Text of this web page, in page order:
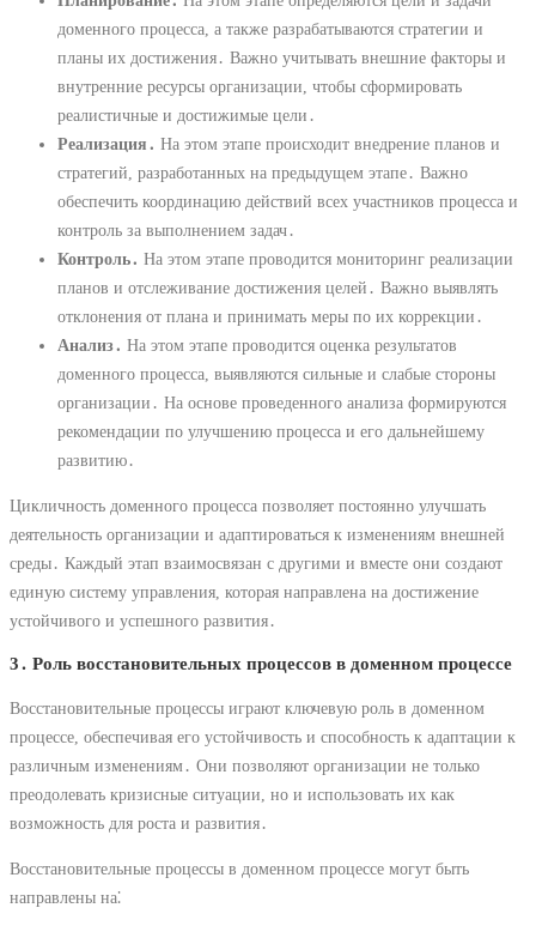
доменного процесса, а также разрабатываются стратегии и
планы их достижения․ Важно учитывать внешние факторы и
внутренние ресурсы организации, чтобы сформировать
реалистичные и достижимые цели․
Реализация․ На этом этапе происходит внедрение планов и
стратегий, разработанных на предыдущем этапе․ Важно
обеспечить координацию действий всех участников процесса и
контроль за выполнением задач․
Контроль․ На этом этапе проводится мониторинг реализации
планов и отслеживание достижения целей․ Важно выявлять
отклонения от плана и принимать меры по их коррекции․
Анализ․ На этом этапе проводится оценка результатов
доменного процесса, выявляются сильные и слабые стороны
организации․ На основе проведенного анализа формируются
рекомендации по улучшению процесса и его дальнейшему
развитию․
Цикличность доменного процесса позволяет постоянно улучшать
деятельность организации и адаптироваться к изменениям внешней
среды․ Каждый этап взаимосвязан с другими и вместе они создают
единую систему управления, которая направлена на достижение
устойчивого и успешного развития․
3․ Роль восстановительных процессов в доменном процессе
Восстановительные процессы играют ключевую роль в доменном
процессе, обеспечивая его устойчивость и способность к адаптации к
различным изменениям․ Они позволяют организации не только
преодолевать кризисные ситуации, но и использовать их как
возможность для роста и развития․
Восстановительные процессы в доменном процессе могут быть
направлены на⁚